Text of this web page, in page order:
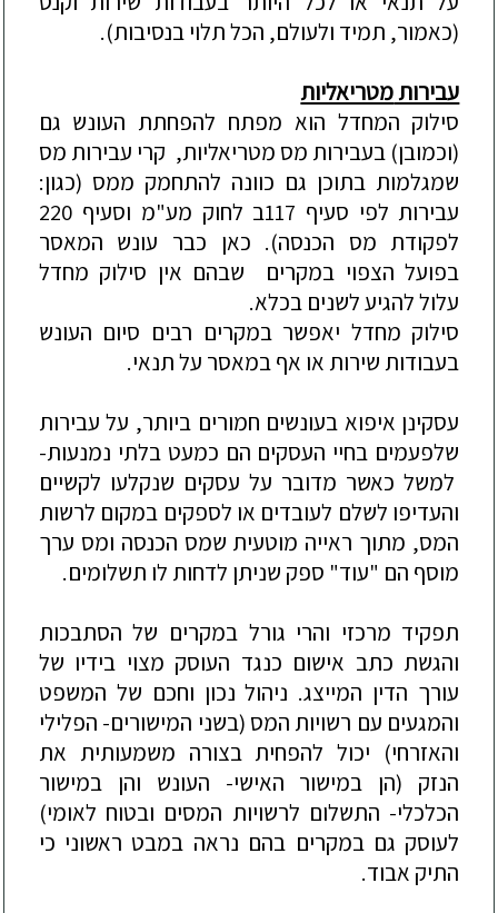
(כאמור, תמיד ולעולם, הכל תלוי בנסיבות).
עבירותמטריאליות
סילוק המחדל הוא מפתח להפחתת העונש גם
(וכמובן) בעבירות מס מטריאליות, קרי עבירות מס
שמגלמות בתוכן גם כוונה להתחמק ממס (כגון:
עבירות לפי סעיף 117ב לחוק מע"מ וסעיף 220
לפקודת מס הכנסה). כאן כבר עונש המאסר
בפועל הצפוי במקרים שבהם אין סילוק מחדל
עלול להגיע לשנים בכלא.
סילוק מחדל יאפשר במקרים רבים סיום העונש
בעבודות שירות או אף במאסר על תנאי.
עסקינן איפוא בעונשים חמורים ביותר, על עבירות
שלפעמים בחיי העסקים הם כמעט בלתי נמנעות-
למשל כאשר מדובר על עסקים שנקלעו לקשיים
והעדיפו לשלם לעובדים או לספקים במקום לרשות
המס, מתוך ראייה מוטעית שמס הכנסה ומס ערך
מוסף הם "עוד" ספק שניתן לדחות לו תשלומים.
תפקיד מרכזי והרי גורל במקרים של הסתבכות
והגשת כתב אישום כנגד העוסק מצוי בידיו של
עורך הדין המייצג. ניהול נכון וחכם של המשפט
והמגעים עם רשויות המס (בשני המישורים- הפלילי
והאזרחי) יכול להפחית בצורה משמעותית את
הנזק (הן במישור האישי- העונש והן במישור
הכלכלי- התשלום לרשויות המסים ובטוח לאומי)
לעוסק גם במקרים בהם נראה במבט ראשוני כי
התיק אבוד.